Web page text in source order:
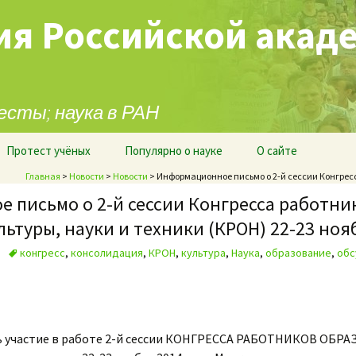
Российской
наука в РАН
Протест учёных Популярно о науке О сайте
Главная > Новости > Новости > Информационное письмо о 2-й сессии
о 2-й сессии Конгресса
науки и техники (КРОН) 22-23
конгресс, консолидация, КРОН, культура, Наука, образование,
участие в работе 2-й сессии КОНГРЕССА РАБОТНИКОВ